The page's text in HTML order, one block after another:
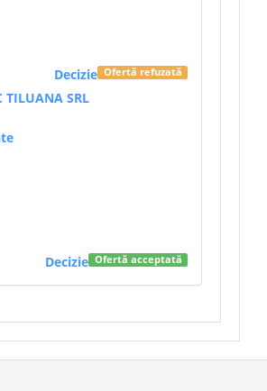
Ofertă refuzată
Decizie
TILUANA SRL
Ofertă acceptată
Decizie